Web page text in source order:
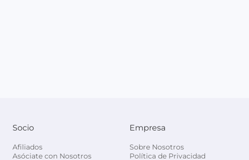
Socio
Afiliados
Asóciate con Nosotros
Empresa
Sobre Nosotros
Política de Privacidad